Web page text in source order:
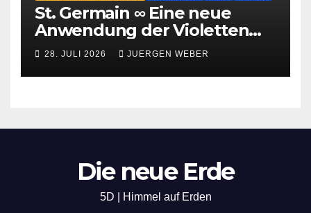
St. Germain ∞ Eine neue
Anwendung der Violetten
Flamme
28. JULI 2026 JUERGEN WEBER
Die neue Erde
5D | Himmel auf Erden